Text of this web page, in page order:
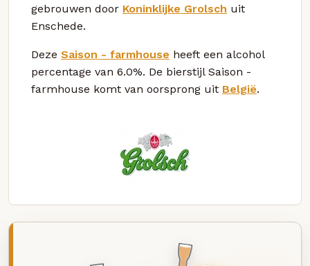
gebrouwen door Koninklijke Grolsch uit
Enschede.
Deze Saison - farmhouse heeft een alcohol
percentage van 6.0%. De bierstijl Saison -
farmhouse komt van oorsprong uit België.